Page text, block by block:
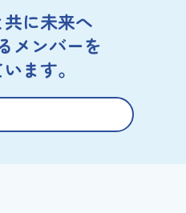
に未来へ
メンバーを
ます。